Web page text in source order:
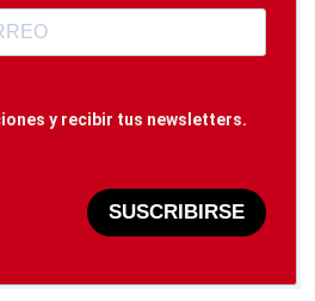
y recibir tus newsletters.
SUSCRIBIRSE